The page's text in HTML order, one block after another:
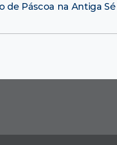
de Páscoa na Antiga Sé